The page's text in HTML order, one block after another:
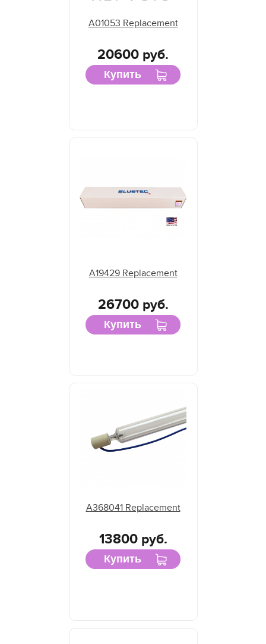
A01053 Replacement
20600 руб.
Купить
A19429 Replacement
26700 руб.
Купить
A368041 Replacement
13800 руб.
Купить